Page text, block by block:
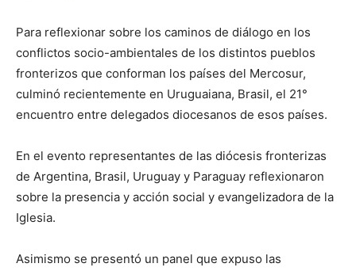
Para reflexionar sobre los caminos de diálogo en los
conflictos socio-ambientales de los distintos pueblos
fronterizos que conforman los países del Mercosur,
culminó recientemente en Uruguaiana, Brasil, el 21°
encuentro entre delegados diocesanos de esos países.
En el evento representantes de las diócesis fronterizas
de Argentina, Brasil, Uruguay y Paraguay reflexionaron
sobre la presencia y acción social y evangelizadora de la
Iglesia.
Asimismo se presentó un panel que expuso las